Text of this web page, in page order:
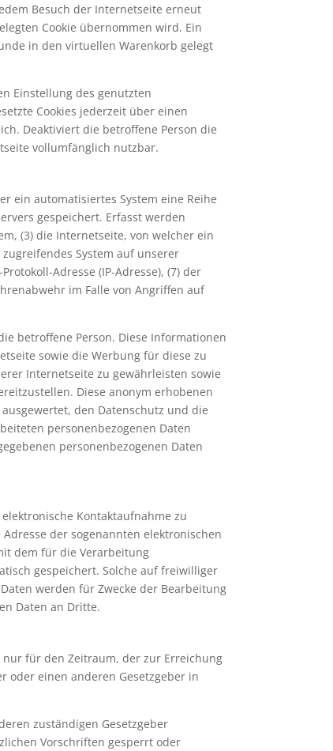
Besuch der Internetseite erneut
Cookie übernommen wird. Ein
in den virtuellen Warenkorb gelegt
Einstellung des genutzten
Cookies jederzeit über einen
Deaktiviert die betroffene Person die
vollumfänglich nutzbar.
ein automatisiertes System eine Reihe
gespeichert. Erfasst werden
(3) die Internetseite, von welcher ein
System auf unserer
Adresse (IP-Adresse), (7) der
im Falle von Angriffen auf
betroffene Person. Diese Informationen
sowie die Werbung für diese zu
Internetseite zu gewährleisten sowie
Diese anonym erhobenen
den Datenschutz und die
personenbezogenen Daten
personenbezogenen Daten
Kontaktaufnahme zu
der sogenannten elektronischen
dem für die Verarbeitung
gespeichert. Solche auf freiwilliger
werden für Zwecke der Bearbeitung
Daten an Dritte.
für den Zeitraum, der zur Erreichung
oder einen anderen Gesetzgeber in
zuständigen Gesetzgeber
Vorschriften gesperrt oder